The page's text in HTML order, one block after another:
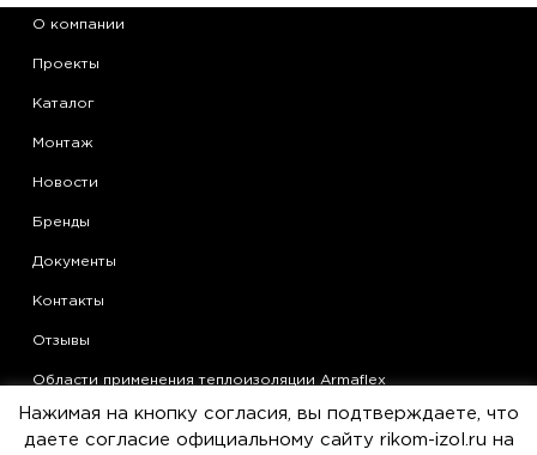
О компании
Проекты
Каталог
Монтаж
Новости
Бренды
Документы
Контакты
Отзывы
Области применения теплоизоляции Armaflex
Статьи
Нажимая на кнопку согласия, вы подтверждаете, что
даете согласие официальному сайту rikom-izol.ru на